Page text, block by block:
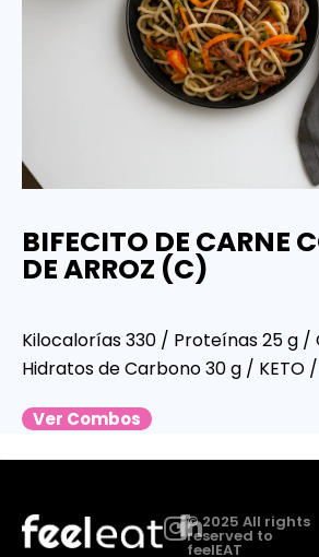
BIFECITO DE CARNE
DE ARROZ (C)
Kilocalorías 330 / Proteínas 25 g /
Hidratos de Carbono 30 g / KETO /
Ver Combos
© 2025 All rights
reserved to
feelEAT